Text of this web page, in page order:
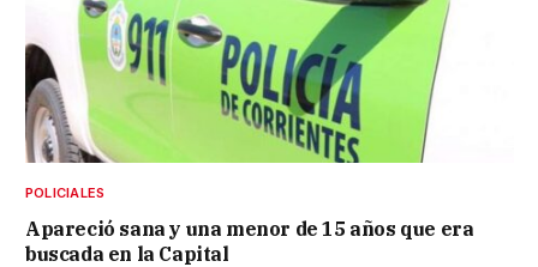
POLICIALES
Apareció sana y una menor de 15 años que era
buscada en la Capital